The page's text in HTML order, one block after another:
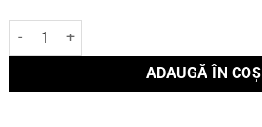
Cantitate Receiver Marantz AV CINEMA 70s
ADAUGĂ ÎN COȘ